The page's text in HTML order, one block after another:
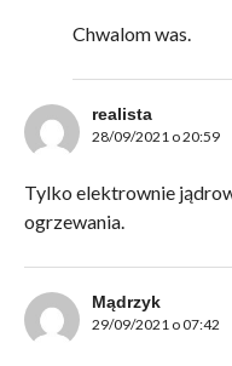
Chwalom was.
realista
28/09/2021 o 20:59
Tylko elektrownie
ogrzewania.
Mądrzyk
29/09/2021 o 07:42